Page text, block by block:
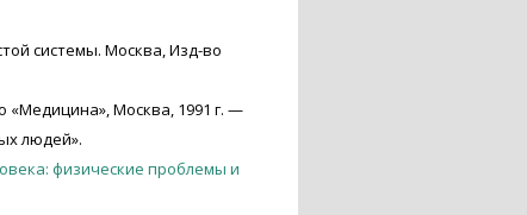
системы. Москва, Изд-во
«Медицина», Москва, 1991 г. —
людей».
физические проблемы и